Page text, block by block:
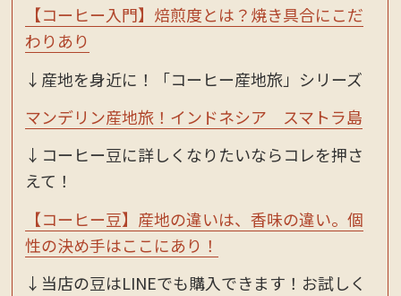
【コーヒー入門】焙煎度とは？焼き具合にこだ
わりあり
↓産地を身近に！「コーヒー産地旅」シリーズ
マンデリン産地旅！インドネシア スマトラ島
↓コーヒー豆に詳しくなりたいならコレを押さ
えて！
【コーヒー豆】産地の違いは、香味の違い。個
性の決め手はここにあり！
↓当店の豆はLINEでも購入できます！お試しく